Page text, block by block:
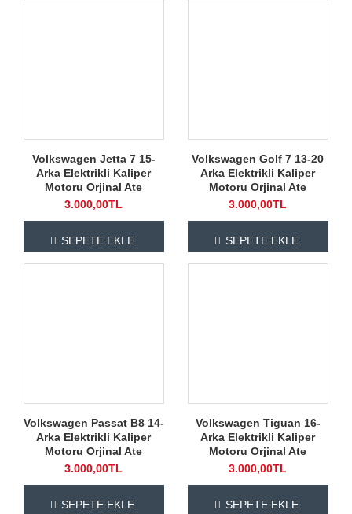
Volkswagen Jetta 7 15-
Arka Elektrikli Kaliper
Motoru Orjinal Ate
3.000,00TL
SEPETE EKLE
Volkswagen Golf 7 13-20
Arka Elektrikli Kaliper
Motoru Orjinal Ate
3.000,00TL
SEPETE EKLE
Volkswagen Passat B8 14-
Arka Elektrikli Kaliper
Motoru Orjinal Ate
3.000,00TL
SEPETE EKLE
Volkswagen Tiguan 16-
Arka Elektrikli Kaliper
Motoru Orjinal Ate
3.000,00TL
SEPETE EKLE